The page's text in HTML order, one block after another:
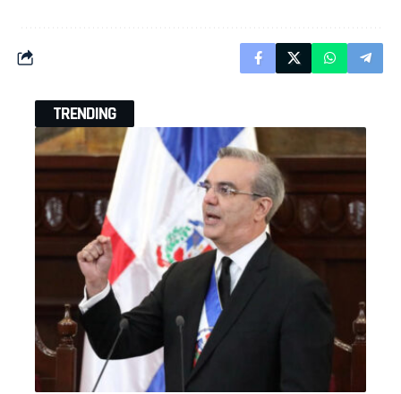
TRENDING